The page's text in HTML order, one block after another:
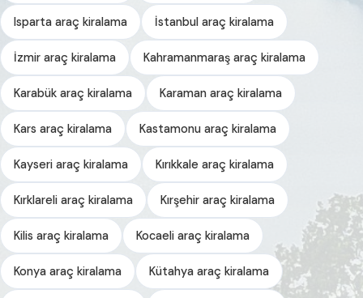
Isparta araç kiralama İstanbul araç kiralama
İzmir araç kiralama Kahramanmaraş araç kiralama
Karabük araç kiralama Karaman araç kiralama
Kars araç kiralama Kastamonu araç kiralama
Kayseri araç kiralama Kırıkkale araç kiralama
Kırklareli araç kiralama Kırşehir araç kiralama
Kilis araç kiralama Kocaeli araç kiralama
Konya araç kiralama Kütahya araç kiralama